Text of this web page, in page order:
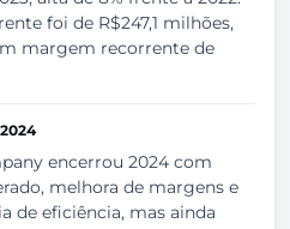
foi de R$247,1 milhões,
margem recorrente de
encerrou 2024 com
melhora de margens e
de eficiência, mas ainda